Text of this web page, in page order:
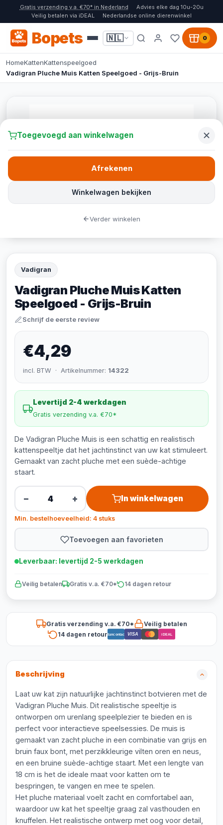
Gratis verzending v.a. €70* in Nederland
Advies elke dag 10u-20u
Veilig betalen via iDEAL
Nederlandse online dierenwinkel
Bopets 🇳🇱 0
HomeKattenKattenspeelgoed
Vadigran Pluche Muis Katten Speelgoed - Grijs-Bruin
Vadigran
Vadigran Pluche Muis Katten
Speelgoed - Grijs-Bruin
Schrijf de eerste review
€4,29
incl. BTW · Artikelnummer: 14322
Levertijd 2-4 werkdagen
Gratis verzending v.a. €70*
De Vadigran Pluche Muis is een schattig en realistisch
kattenspeeltje dat het jachtinstinct van uw kat stimuleert.
Gemaakt van zacht pluche met een suède-achtige
staart.
− + In winkelwagen
Min. bestelhoeveelheid: 4 stuks
Toevoegen aan favorieten
Leverbaar: levertijd 2-5 werkdagen
Veilig betalen Gratis v.a. €70* 14 dagen retour
Gratis verzending v.a. €70*
Veilig betalen
14 dagen retourBancontact VISA iDEAL
Beschrijving
Laat uw kat zijn natuurlijke jachtinstinct botvieren met de
Vadigran Pluche Muis. Dit realistische speeltje is
ontworpen om urenlang speelplezier te bieden en is
perfect voor interactieve speelsessies. De muis is
gemaakt van zacht pluche in een combinatie van grijs en
bruin faux bont, met perzikkleurige vilten oren en neus,
en een bruine suède-achtige staart. Met een lengte van
18 cm is het de ideale maat voor katten om te
bespringen, te vangen en mee te spelen.
Het pluche materiaal voelt zacht en comfortabel aan,
waardoor uw kat het speeltje graag zal vasthouden en
knuffelen. Het realistische ontwerp met oog voor detail,
Toegevoegd aan winkelwagen
Winkelwagen bekijken
Afrekenen
Verder winkelen